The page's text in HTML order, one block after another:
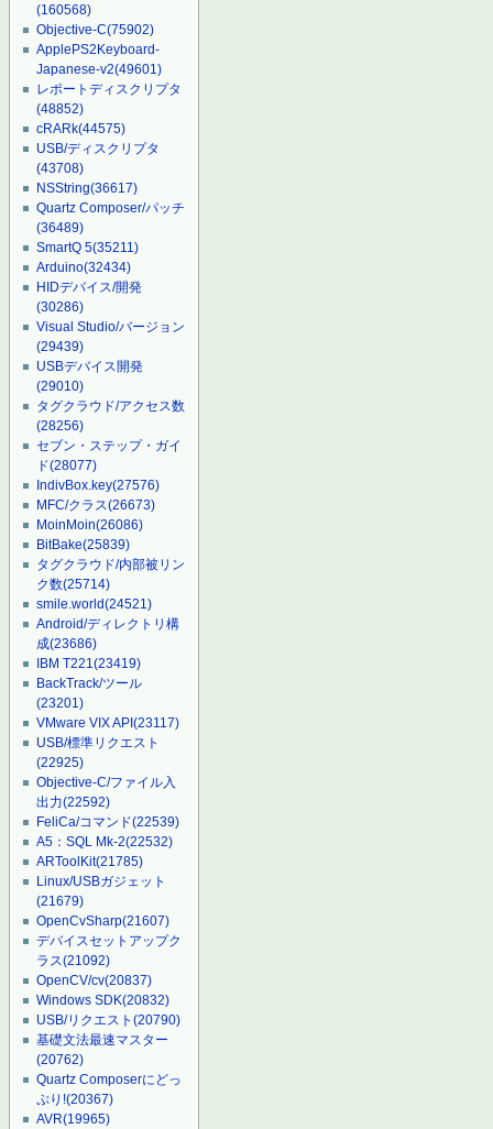
(160568)
Objective-C(75902)
ApplePS2Keyboard-
Japanese-v2(49601)
レポートディスクリプタ
(48852)
cRARk(44575)
USB/ディスクリプタ
(43708)
NSString(36617)
Quartz Composer/パッチ
(36489)
SmartQ 5(35211)
Arduino(32434)
HIDデバイス/開発
(30286)
Visual Studio/バージョン
(29439)
USBデバイス開発
(29010)
タグクラウド/アクセス数
(28256)
セブン・ステップ・ガイ
ド(28077)
IndivBox.key(27576)
MFC/クラス(26673)
MoinMoin(26086)
BitBake(25839)
タグクラウド/内部被リン
ク数(25714)
smile.world(24521)
Android/ディレクトリ構
成(23686)
IBM T221(23419)
BackTrack/ツール
(23201)
VMware VIX API(23117)
USB/標準リクエスト
(22925)
Objective-C/ファイル入
出力(22592)
FeliCa/コマンド(22539)
A5：SQL Mk-2(22532)
ARToolKit(21785)
Linux/USBガジェット
(21679)
OpenCvSharp(21607)
デバイスセットアップク
ラス(21092)
OpenCV/cv(20837)
Windows SDK(20832)
USB/リクエスト(20790)
基礎文法最速マスター
(20762)
Quartz Composerにどっ
ぷり!(20367)
AVR(19965)